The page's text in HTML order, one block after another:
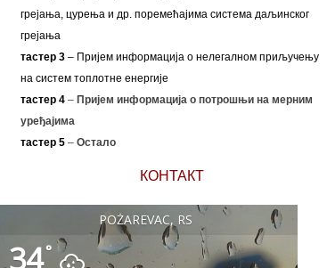
грејања, цурења и др. поремећајима система даљинског
грејања
тастер 3– Пријем информација о нелегалном приључењу
на систем топлотне енергије
тастер 4 – Пријем информација о потрошњи на мерним
уређајима
тастер 5 – Остало
КОНТАКТ
POŽAREVAC, RS
34°